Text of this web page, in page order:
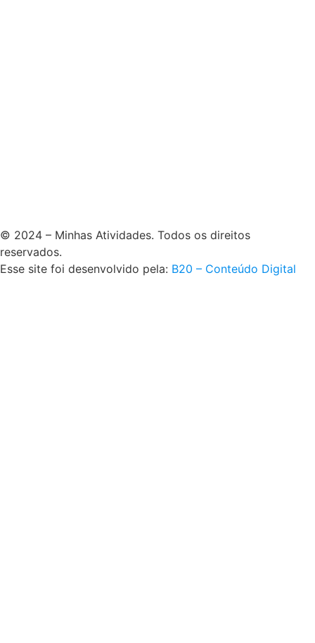
© 2024 – Minhas Atividades. Todos os direitos
reservados.
Esse site foi desenvolvido pela: B20 – Conteúdo Digital